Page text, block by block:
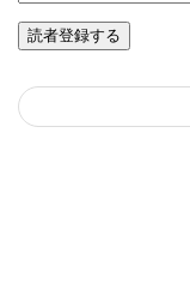
読者登録する